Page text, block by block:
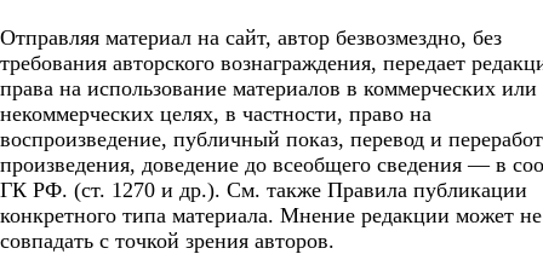
Отправляя материал на сайт, автор безвозмездно, без
требования авторского вознаграждения, передает
права на использование материалов в коммерческих или
некоммерческих целях, в частности, право на
воспроизведение, публичный показ, перевод и
произведения, доведение до всеобщего сведения — в
ГК РФ. (ст. 1270 и др.). См. также Правила публикации
конкретного типа материала. Мнение редакции может не
совпадать с точкой зрения авторов.